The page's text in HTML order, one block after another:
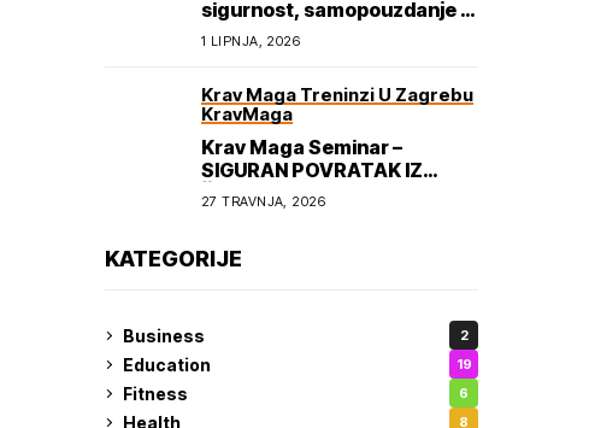
sigurnost, samopouzdanje i
osnaživanje
1 LIPNJA, 2026
Krav Maga Treninzi U Zagrebu
KravMaga
Krav Maga Seminar –
SIGURAN POVRATAK IZ
ŠKOLE
27 TRAVNJA, 2026
KATEGORIJE
Business 2
Education 19
Fitness 6
Health 8